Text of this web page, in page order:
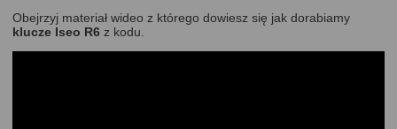
Obejrzyj materiał wideo z którego dowiesz się jak dorabiamy
klucze Iseo R6 z kodu.